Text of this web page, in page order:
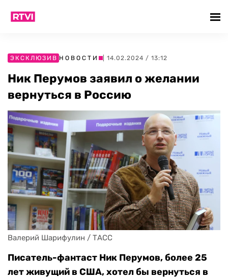
ЭКСКЛЮЗИВ НОВОСТИ | 14.02.2024 / 13:12
Ник Перумов заявил о желании
вернуться в Россию
Валерий Шарифулин / ТАСС
Писатель-фантаст Ник Перумов, более 25
лет живущий в США, хотел бы вернуться в